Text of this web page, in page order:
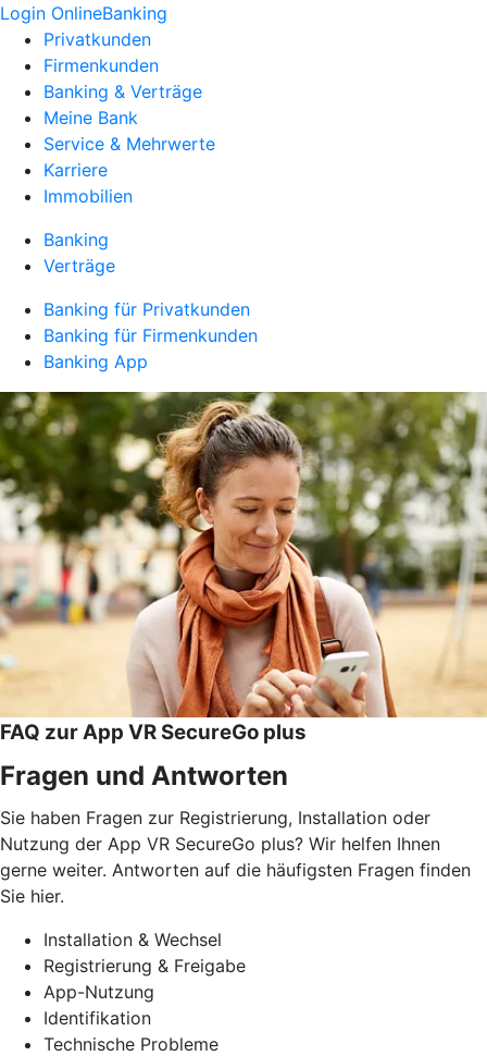
Login OnlineBanking
Privatkunden
Firmenkunden
Banking & Verträge
Meine Bank
Service & Mehrwerte
Karriere
Immobilien
Banking
Verträge
Banking für Privatkunden
Banking für Firmenkunden
Banking App
FAQ zur App VR SecureGo plus
Fragen und Antworten
Sie haben Fragen zur Registrierung, Installation oder
Nutzung der App VR SecureGo plus? Wir helfen Ihnen
gerne weiter. Antworten auf die häufigsten Fragen finden
Sie hier.
Installation & Wechsel
Registrierung & Freigabe
App-Nutzung
Identifikation
Technische Probleme